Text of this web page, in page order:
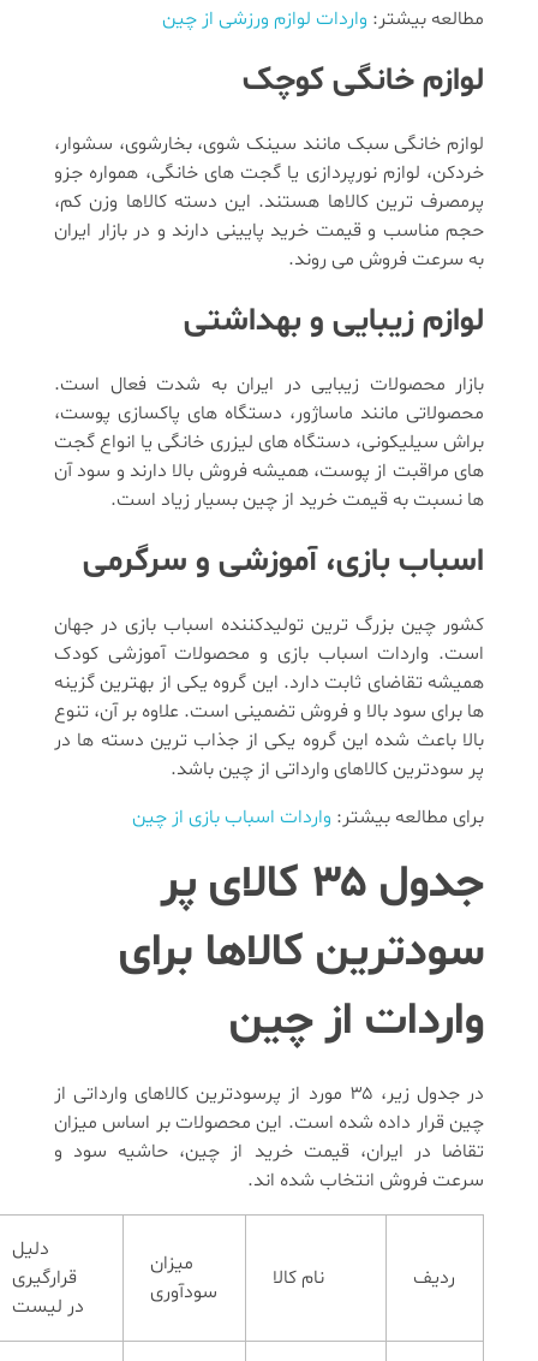
مطالعه بیشتر: واردات لوازم ورزشی از چین
لوازم خانگی کوچک
لوازم خانگی سبک مانند سینک شوی، بخارشوی، سشوار،
خردکن، لوازم نورپردازی یا گجت های خانگی، همواره جزو
پرمصرف ترین کالاها هستند. این دسته کالاها وزن کم،
حجم مناسب و قیمت خرید پایینی دارند و در بازار ایران
به سرعت فروش می روند.
لوازم زیبایی و بهداشتی
بازار محصولات زیبایی در ایران به شدت فعال است.
محصولاتی مانند ماساژور، دستگاه های پاکسازی پوست،
براش سیلیکونی، دستگاه های لیزری خانگی یا انواع گجت
های مراقبت از پوست، همیشه فروش بالا دارند و سود آن
ها نسبت به قیمت خرید از چین بسیار زیاد است.
اسباب بازی، آموزشی و سرگرمی
کشور چین بزرگ ترین تولیدکننده اسباب بازی در جهان
است. واردات اسباب بازی و محصولات آموزشی کودک
همیشه تقاضای ثابت دارد. این گروه یکی از بهترین گزینه
ها برای سود بالا و فروش تضمینی است. علاوه بر آن، تنوع
بالا باعث شده این گروه یکی از جذاب ترین دسته ها در
پر سودترین کالاهای وارداتی از چین باشد.
برای مطالعه بیشتر: واردات اسباب بازی از چین
جدول ۳۵ کالای پر
سودترین کالاها برای
واردات از چین
در جدول زیر، ۳۵ مورد از پرسودترین کالاهای وارداتی از
چین قرار داده شده است. این محصولات بر اساس میزان
تقاضا در ایران، قیمت خرید از چین، حاشیه سود و
سرعت فروش انتخاب شده اند.
ردیف نام کالا
میزان
سودآوری
دلیل
قرارگیری
در لیست